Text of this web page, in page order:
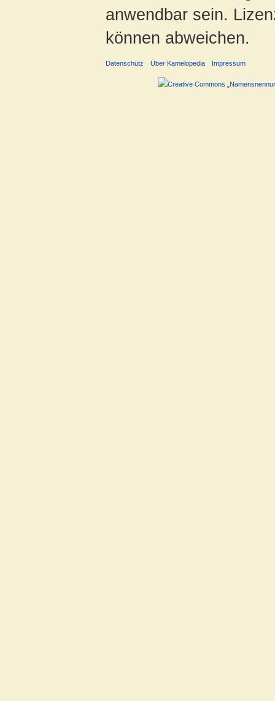
anwendbar sein.
können abweichen.
Datenschutz Über Kamelopedia Impressum